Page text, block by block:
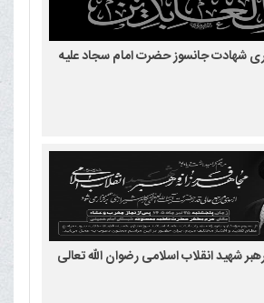
شهادت جانسوز حضرت امام سجاد علیه
شهید انقلاب اسلامی رضوان الله تعالی